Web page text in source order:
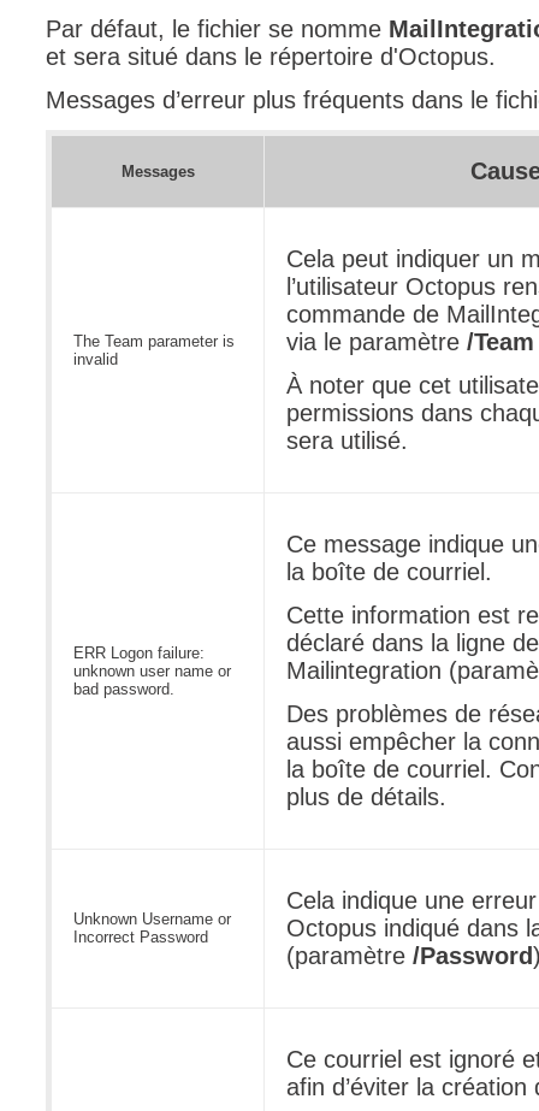
Par défaut, le fichier se nomme
et sera situé dans le répertoire d'Octopus.
Messages d’erreur plus fréquents dans le
Messages
The Team parameter is
invalid
Cela peut indiquer un
l’utilisateur Octopus
commande de
via le paramètre /Team
À noter que cet
permissions dans
sera utilisé.
ERR Logon failure:
unknown user name or
bad password.
Ce message indique
la boîte de courriel.
Cette information est
déclaré dans la ligne
Mailintegration
Des problèmes de
aussi empêcher la
la boîte de courriel.
plus de détails.
Unknown Username or
Incorrect Password
Cela indique une
Octopus indiqué dans
(paramètre /Password
Ce courriel est ignoré
afin d’éviter la création